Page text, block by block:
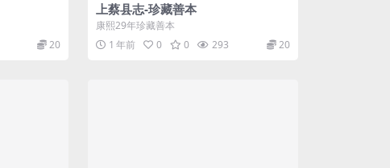
20
上蔡县志-珍藏善本
康熙29年珍藏善本
1 年前
0 0 293 20